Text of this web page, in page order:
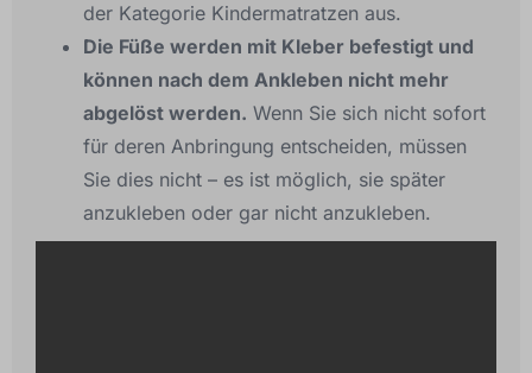
der Kategorie Kindermatratzen aus.
Die Füße werden mit Kleber befestigt und
können nach dem Ankleben nicht mehr
abgelöst werden. Wenn Sie sich nicht sofort
für deren Anbringung entscheiden, müssen
Sie dies nicht – es ist möglich, sie später
anzukleben oder gar nicht anzukleben.